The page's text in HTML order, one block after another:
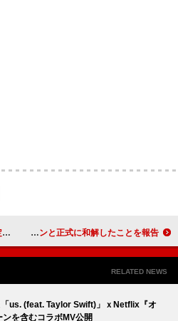
マドンナ、エルトン・ジョンと正式に和解したことを報告
RELATED NEWS
us. (feat. Taylor Swift)」ｘNetflix『オ
を含むコラボMV公開